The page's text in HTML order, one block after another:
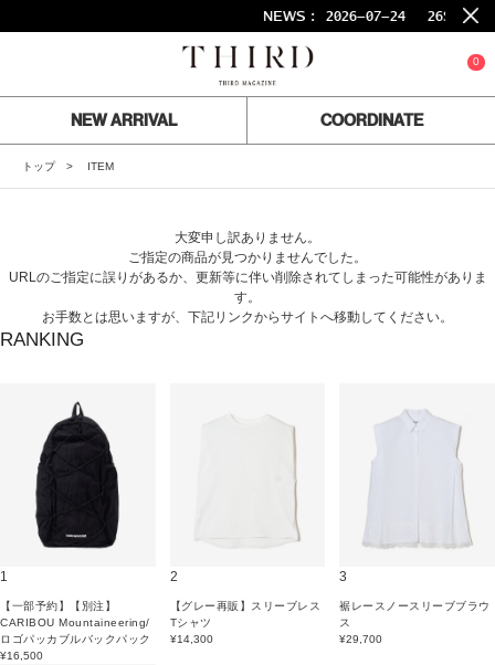
NEWS : 2026-07-24 26SS
0
NEW ARRIVAL COORDINATE
トップ ITEM
大変申し訳ありません。
ご指定の商品が見つかりませんでした。
URLのご指定に誤りがあるか、更新等に伴い削除されてしまった可能性がありま
す。
お手数とは思いますが、下記リンクからサイトへ移動してください。
RANKING
1
【一部予約】【別注】
CARIBOU Mountaineering/
ロゴパッカブルバックパック
¥16,500
2
【グレー再販】スリーブレス
Tシャツ
¥14,300
3
裾レースノースリーブブラウ
ス
¥29,700